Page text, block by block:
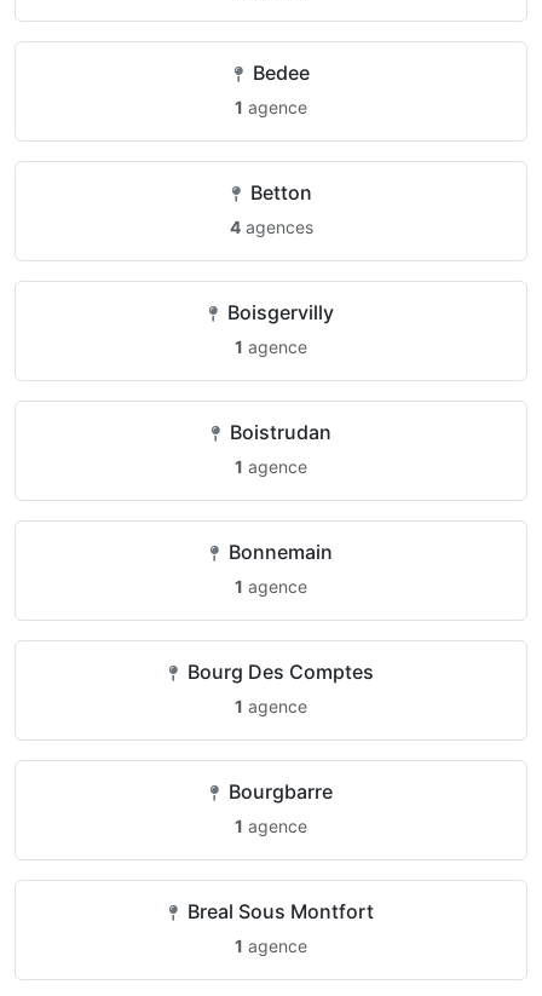
Bedee
1 agence
Betton
4agences
Boisgervilly
1 agence
Boistrudan
1 agence
Bonnemain
1 agence
Bourg Des Comptes
1 agence
Bourgbarre
1 agence
Breal Sous Montfort
1 agence